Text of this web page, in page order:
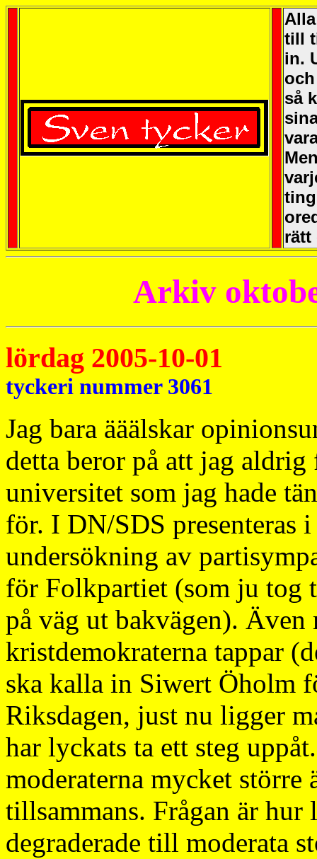
till
in.
så
rätt
Arkiv
lördag 2005-10-01
tyckeri nummer 3061
Jag bara ääälskar
detta beror på att jag
universitet som jag hade
för. I DN/SDS presenteras
undersökning av
för Folkpartiet (som ju tog
på väg ut bakvägen). Även
kristdemokraterna tappar
ska kalla in Siwert Öholm
Riksdagen, just nu ligger
har lyckats ta ett steg
moderaterna mycket större
tillsammans. Frågan är hur
degraderade till moderata